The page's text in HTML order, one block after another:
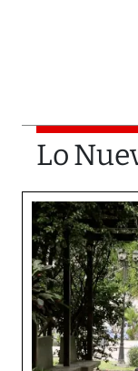
Lo